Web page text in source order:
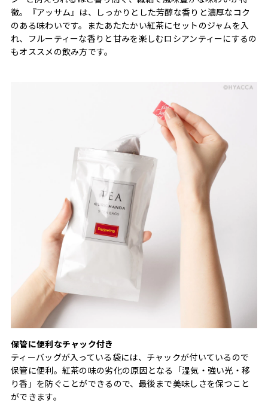
徴。『アッサム』は、しっかりとした芳醇な香りと濃厚なコク
のある味わいです。またあたたかい紅茶にセットのジャムを入
れ、フルーティーな香りと甘みを楽しむロシアンティーにするの
もオススメの飲み方です。
保管に便利なチャック付き
ティーバッグが入っている袋には、チャックが付いているので
保管に便利。紅茶の味の劣化の原因となる「湿気・強い光・移
り香」を防ぐことができるので、最後まで美味しさを保つこと
ができます。